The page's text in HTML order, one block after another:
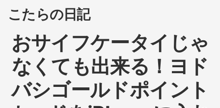
こたらの日記
おサイフケータイじゃ
なくても出来る！ヨド
バシゴールドポイント